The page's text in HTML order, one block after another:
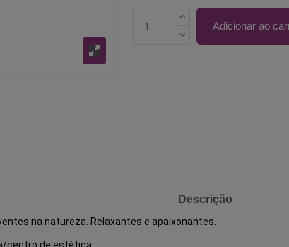
Adicionar ao
Descrição
na natureza. Relaxantes e apaixonantes.